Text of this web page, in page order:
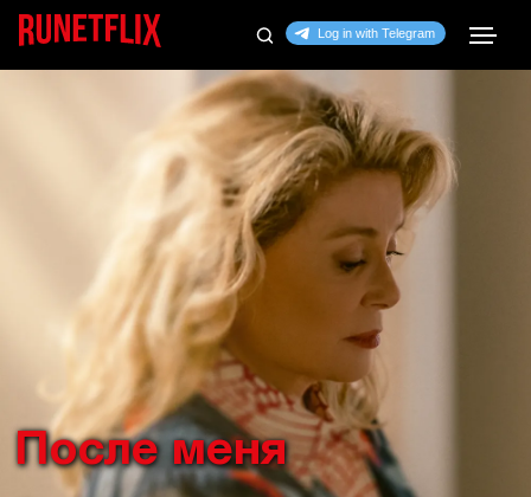
После меня